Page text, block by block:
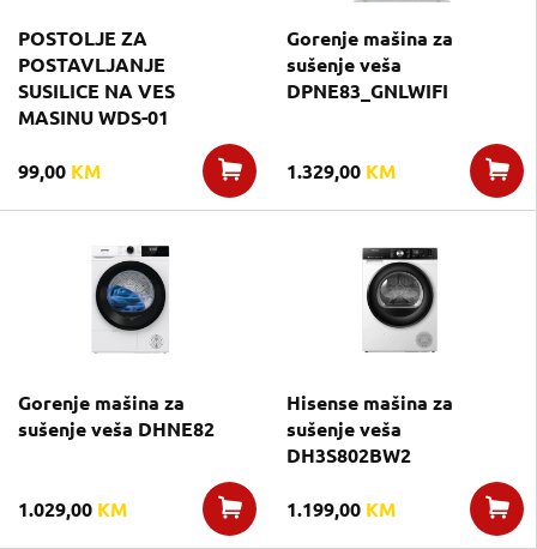
POSTOLJE ZA
POSTAVLJANJE
SUSILICE NA VES
MASINU WDS-01
99,00 KM
Gorenje mašina za
sušenje veša
DPNE83_GNLWIFI
1.329,00 KM
Gorenje mašina za
sušenje veša DHNE82
1.029,00 KM
Hisense mašina za
sušenje veša
DH3S802BW2
1.199,00 KM